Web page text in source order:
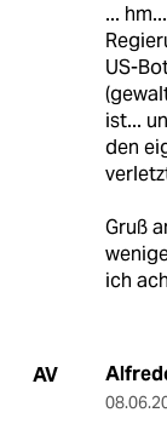
...
US-
ist...
den
Gruß
ich
AV